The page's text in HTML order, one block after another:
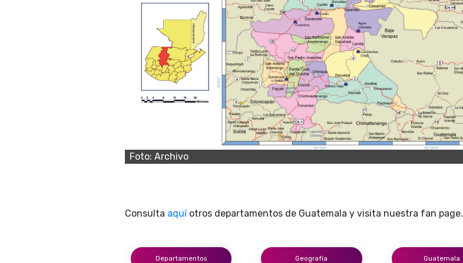
Foto: Archivo
Consulta aquíotros departamentos de Guatemala y visita nuestra fan page.
Departamentos Geografía Guatemala